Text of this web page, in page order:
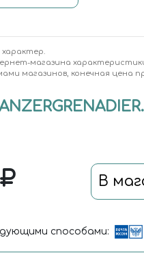
магазина
магазинов, конечная цена
В
способами: